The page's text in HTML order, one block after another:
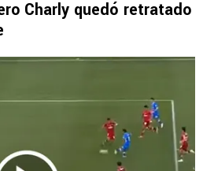
Charly quedó retratado